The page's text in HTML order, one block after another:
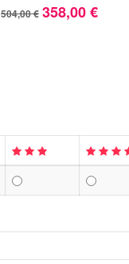
504,00 € 358,00 €